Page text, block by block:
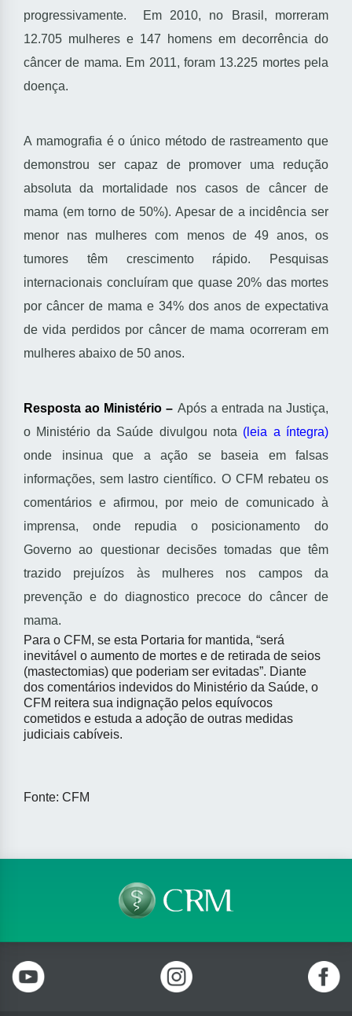
progressivamente. Em 2010, no Brasil, morreram
12.705 mulheres e 147 homens em decorrência do
câncer de mama. Em 2011, foram 13.225 mortes pela
doença.
A mamografia é o único método de rastreamento que
demonstrou ser capaz de promover uma redução
absoluta da mortalidade nos casos de câncer de
mama (em torno de 50%). Apesar de a incidência ser
menor nas mulheres com menos de 49 anos, os
tumores têm crescimento rápido. Pesquisas
internacionais concluíram que quase 20% das mortes
por câncer de mama e 34% dos anos de expectativa
de vida perdidos por câncer de mama ocorreram em
mulheres abaixo de 50 anos.
Resposta ao Ministério – Após a entrada na Justiça,
o Ministério da Saúde divulgou nota (leia a íntegra)
onde insinua que a ação se baseia em falsas
informações, sem lastro científico. O CFM rebateu os
comentários e afirmou, por meio de comunicado à
imprensa, onde repudia o posicionamento do
Governo ao questionar decisões tomadas que têm
trazido prejuízos às mulheres nos campos da
prevenção e do diagnostico precoce do câncer de
mama.
Para o CFM, se esta Portaria for mantida, “será
inevitável o aumento de mortes e de retirada de seios
(mastectomias) que poderiam ser evitadas”. Diante
dos comentários indevidos do Ministério da Saúde, o
CFM reitera sua indignação pelos equívocos
cometidos e estuda a adoção de outras medidas
judiciais cabíveis.
Fonte: CFM